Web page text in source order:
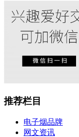
推荐栏目
电子烟品牌
网文资讯